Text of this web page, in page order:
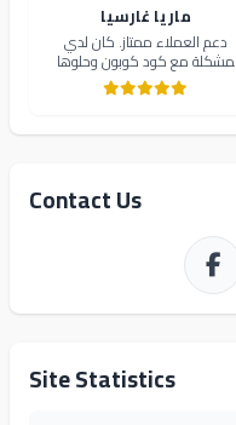
ماريا غارسيا
دعم العملاء ممتاز. كان لدي
مشكلة مع كود كوبون وحلوها
في غضون دقائق. سأواصل
Contact Us
Site Statistics